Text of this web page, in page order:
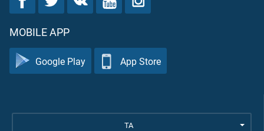
MOBILE APP
Google Play App Store
TA